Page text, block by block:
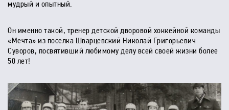
мудрый и опытный.
Он именно такой, тренер детской дворовой хоккейной команды
«Мечта» из поселка Шварцевский Николай Григорьевич
Суворов, посвятивший любимому делу всей своей жизни более
50 лет!